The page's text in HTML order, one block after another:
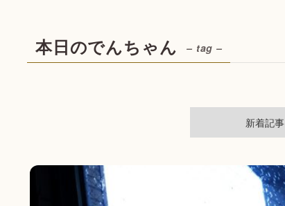
本日のでんちゃん – tag –
新着記事